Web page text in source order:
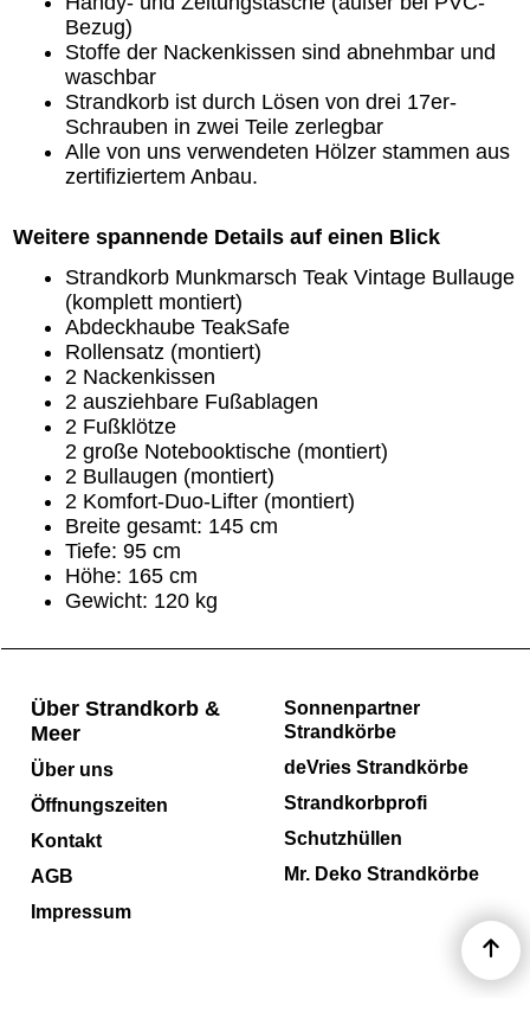
Bezug)
Stoffe der Nackenkissen sind abnehmbar und
waschbar
Strandkorb ist durch Lösen von drei 17er-
Schrauben in zwei Teile zerlegbar
Alle von uns verwendeten Hölzer stammen aus
zertifiziertem Anbau.
Weitere spannende Details auf einen Blick
Strandkorb Munkmarsch Teak Vintage Bullauge
(komplett montiert)
Abdeckhaube TeakSafe
Rollensatz (montiert)
2 Nackenkissen
2 ausziehbare Fußablagen
2 Fußklötze
2 große Notebooktische (montiert)
2 Bullaugen (montiert)
2 Komfort-Duo-Lifter (montiert)
Breite gesamt: 145 cm
Tiefe: 95 cm
Höhe: 165 cm
Gewicht: 120 kg
Sonnenpartner
Strandkörbe
deVries Strandkörbe
Strandkorbprofi
Schutzhüllen
Mr. Deko Strandkörbe
Über Strandkorb &
Meer
Über uns
Öffnungszeiten
Kontakt
AGB
Impressum